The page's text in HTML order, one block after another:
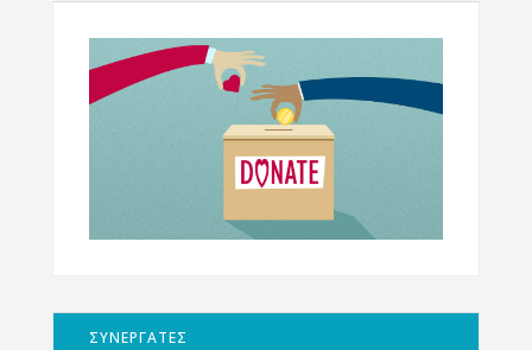
ΣΥΝΕΡΓΑΤΕΣ